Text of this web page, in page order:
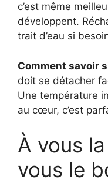
c’est même
développent.
trait d’eau si
Comment savoir
doit se détacher
Une température
au cœur, c’est
À vous
vous le